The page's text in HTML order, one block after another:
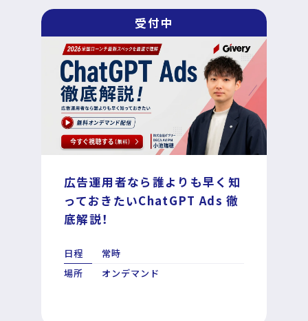
DECA オンライン接客
DECA カスタマーサポート
DECA MA
DECA for LINE
DECA for Instagram
マーケGAI
お問い合わせ
パートナープログラム
Special Contents
受付中
広告運用者なら誰よりも早く知
っておきたいChatGPT Ads 徹
底解説！
日程
常時
場所
オンデマンド